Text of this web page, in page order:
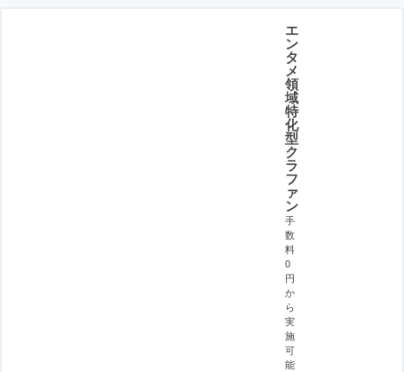
エ
ン
タ
メ
領
域
特
化
型
ク
ラ
フ
ァ
ン
手
数
料
0
円
か
ら
実
施
可
能